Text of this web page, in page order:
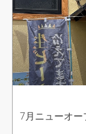
7月ニューオー